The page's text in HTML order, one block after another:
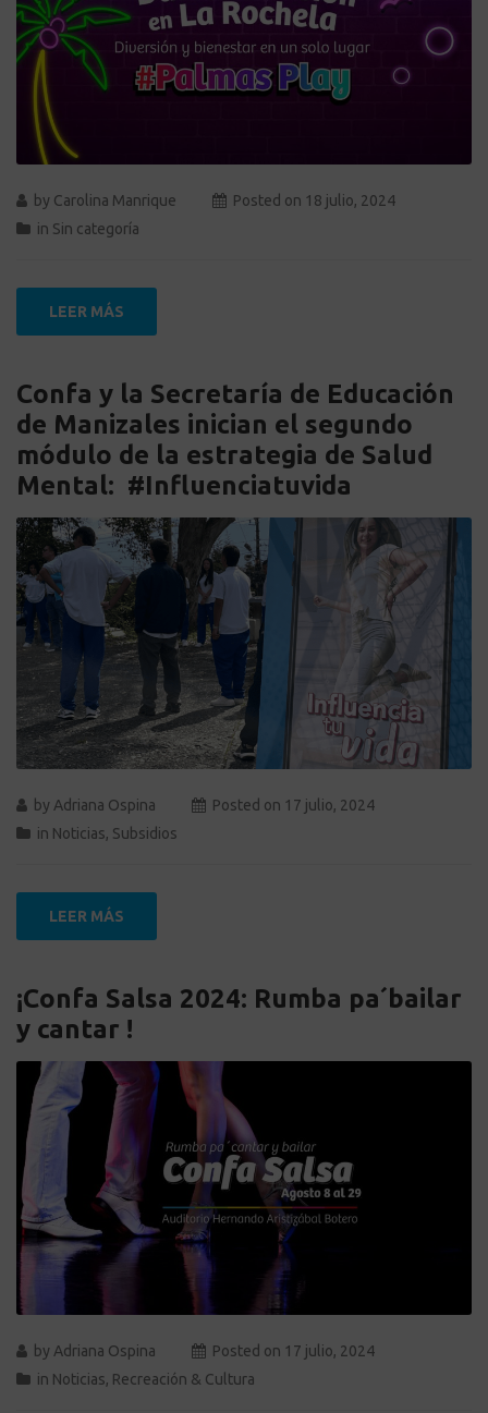
by Carolina Manrique Posted on 18 julio, 2024
in Sin categoría
LEER MÁS
Confa y la Secretaría de Educación
de Manizales inician el segundo
módulo de la estrategia de Salud
Mental: #Influenciatuvida
byAdriana Ospina Posted on 17 julio, 2024
in Noticias, Subsidios
LEER MÁS
¡Confa Salsa 2024: Rumba pa´bailar
y cantar !
byAdriana Ospina Posted on 17 julio, 2024
in Noticias, Recreación & Cultura